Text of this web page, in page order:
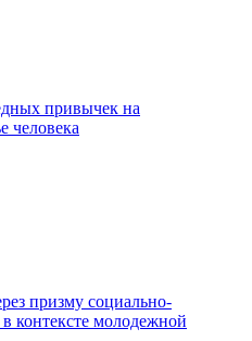
привычек на
человека
призму социально-
контексте молодежной